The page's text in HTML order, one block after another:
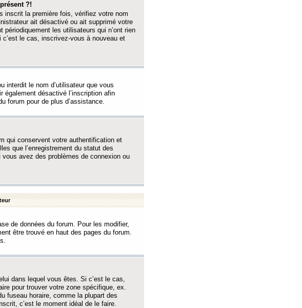
?!
inscrit la première fois, vérifiez votre nom
ait désactivé ou ait supprimé votre
les utilisateurs qui n’ont rien
le cas, inscrivez-vous à nouveau et
interdit le nom d’utilisateur que vous
également désactivé l’inscription afin
forum pour de plus d’assistance.
qui conservent votre authentification et
que l’enregistrement du statut des
avez des problèmes de connexion ou
de données du forum. Pour les modifier,
être trouvé en haut des pages du forum.
dans lequel vous êtes. Si c’est le cas,
pour trouver votre zone spécifique, ex.
fuseau horaire, comme la plupart des
c’est le moment idéal de le faire.